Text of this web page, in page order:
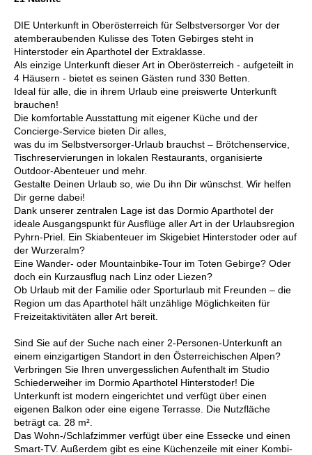
DIE Unterkunft in Oberösterreich für Selbstversorger Vor der
atemberaubenden Kulisse des Toten Gebirges steht in
Hinterstoder ein Aparthotel der Extraklasse.
Als einzige Unterkunft dieser Art in Oberösterreich - aufgeteilt in
4 Häusern - bietet es seinen Gästen rund 330 Betten.
Ideal für alle, die in ihrem Urlaub eine preiswerte Unterkunft
brauchen!
Die komfortable Ausstattung mit eigener Küche und der
Concierge-Service bieten Dir alles,
was du im Selbstversorger-Urlaub brauchst – Brötchenservice,
Tischreservierungen in lokalen Restaurants, organisierte
Outdoor-Abenteuer und mehr.
Gestalte Deinen Urlaub so, wie Du ihn Dir wünschst. Wir helfen
Dir gerne dabei!
Dank unserer zentralen Lage ist das Dormio Aparthotel der
ideale Ausgangspunkt für Ausflüge aller Art in der Urlaubsregion
Pyhrn-Priel. Ein Skiabenteuer im Skigebiet Hinterstoder oder auf
der Wurzeralm?
Eine Wander- oder Mountainbike-Tour im Toten Gebirge? Oder
doch ein Kurzausflug nach Linz oder Liezen?
Ob Urlaub mit der Familie oder Sporturlaub mit Freunden – die
Region um das Aparthotel hält unzählige Möglichkeiten für
Freizeitaktivitäten aller Art bereit.
Sind Sie auf der Suche nach einer 2-Personen-Unterkunft an
einem einzigartigen Standort in den Österreichischen Alpen?
Verbringen Sie Ihren unvergesslichen Aufenthalt im Studio
Schiederweiher im Dormio Aparthotel Hinterstoder! Die
Unterkunft ist modern eingerichtet und verfügt über einen
eigenen Balkon oder eine eigene Terrasse. Die Nutzfläche
beträgt ca. 28 m².
Das Wohn-/Schlafzimmer verfügt über eine Essecke und einen
Smart-TV. Außerdem gibt es eine Küchenzeile mit einer Kombi-